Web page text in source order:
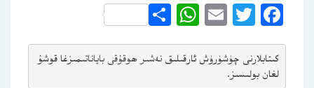
Facebook
Twitter
Email
WhatsApp
Share
كىتابلارنى چۈشۈرۈش ئارقىلىق نەشىر ھوقۇقى باياناتىمىزغا قوشۇ
لغان بولىسىز.